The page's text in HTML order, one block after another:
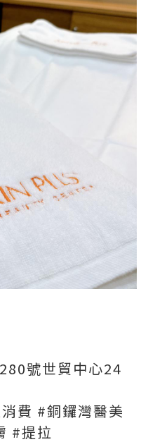
號世貿中心24
費 #銅鑼灣醫美
#提拉